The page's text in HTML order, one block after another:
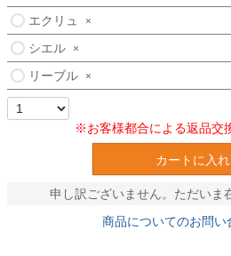
エクリュ ×
シエル ×
リーブル ×
※お客様都合による返品交
カートに入れ
申し訳ございません。ただいま
商品についてのお問い